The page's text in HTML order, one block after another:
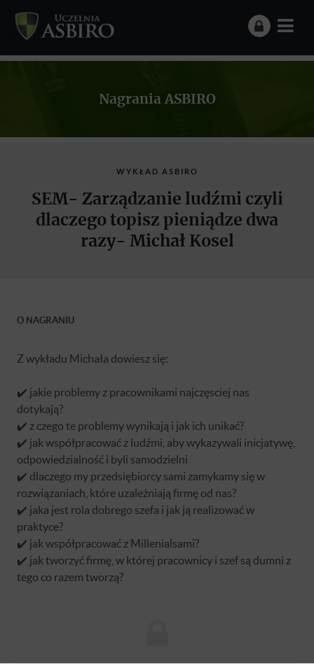
Nagrania ASBIRO
WYKŁAD ASBIRO
SEM- Zarządzanie ludźmi czyli
dlaczego topisz pieniądze dwa
razy- Michał Kosel
O NAGRANIU
Z wykładu Michała dowiesz się:
✔️ jakie problemy z pracownikami najczęsciej nas
dotykają?
✔️ z czego te problemy wynikają i jak ich unikać?
✔️ jak współpracować z ludźmi, aby wykazywali inicjatywę,
odpowiedzialność i byli samodzielni
✔️ dlaczego my przedsiębiorcy sami zamykamy się w
rozwiązaniach, które uzależniają firmę od nas?
✔️ jaka jest rola dobrego szefa i jak ją realizować w
praktyce?
✔️ jak współpracować z Millenialsami?
✔️ jak tworzyć firmę, w której pracownicy i szef są dumni z
tego co razem tworzą?